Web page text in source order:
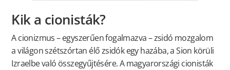
Kik a cionisták?
A cionizmus – egyszerűen fogalmazva – zsidó mozgalom
a világon szétszórtan élő zsidók egy hazába, a Sion körüli
Izraelbe való összegyűjtésére. A magyarországi cionisták